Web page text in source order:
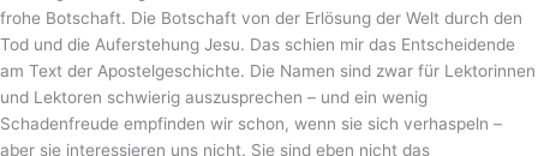
frohe Botschaft. Die Botschaft von der Erlösung der Welt durch den
Tod und die Auferstehung Jesu. Das schien mir das Entscheidende
am Text der Apostelgeschichte. Die Namen sind zwar für Lektorinnen
und Lektoren schwierig auszusprechen – und ein wenig
Schadenfreude empfinden wir schon, wenn sie sich verhaspeln –
aber sie interessieren uns nicht. Sie sind eben nicht das